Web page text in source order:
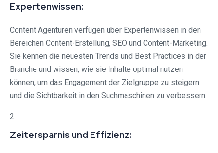
Expertenwissen:
Content Agenturen verfügen über Expertenwissen in den
Bereichen Content-Erstellung, SEO und Content-Marketing.
Sie kennen die neuesten Trends und Best Practices in der
Branche und wissen, wie sie Inhalte optimal nutzen
können, um das Engagement der Zielgruppe zu steigern
und die Sichtbarkeit in den Suchmaschinen zu verbessern.
2.
Zeitersparnis und Effizienz: